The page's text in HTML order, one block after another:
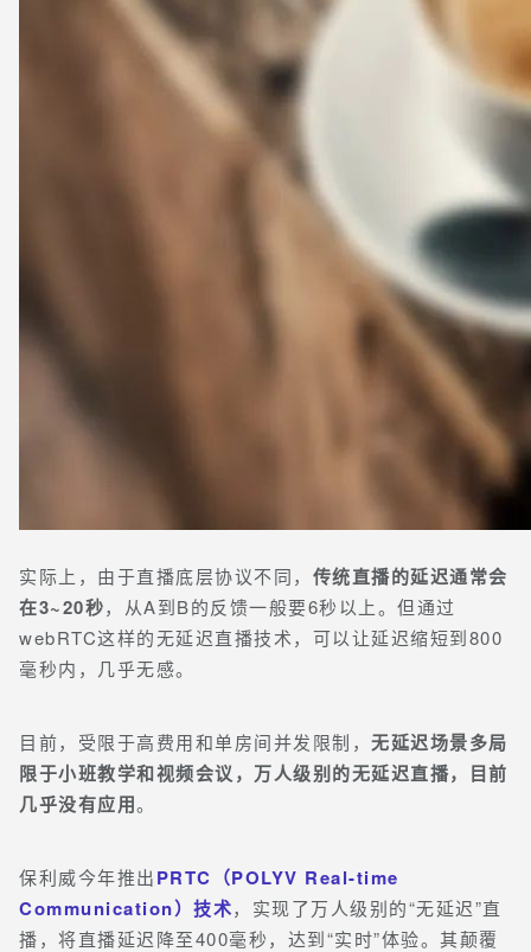
实际上，由于直播底层协议不同， 传统直播的延迟通常会
在3~20秒，从A到B的反馈一般要6秒以上。但通过
webRTC这样的无延迟直播技术，可以让延迟缩短到800
毫秒内，几乎无感。
目前，受限于高费用和单房间并发限制， 无延迟场景多局
限于小班教学和视频会议，万人级别的无延迟直播，目前
几乎没有应用。
保利威今年推出PRTC（POLYV Real-time
Communication）技术，实现了万人级别的“无延迟”直
播，将直播延迟降至400毫秒，达到“实时”体验。其颠覆